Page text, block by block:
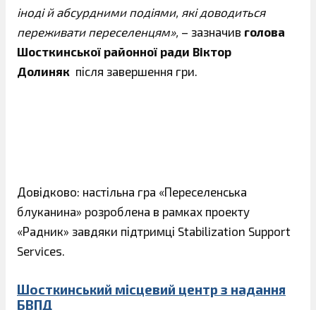
іноді й абсурдними подіями, які доводиться
переживати переселенцям», – зазначив голова
Шосткинської районної ради Віктор
Долиняк після завершення гри.
Довідково: настільна гра «Переселенська
блуканина» розроблена в рамках проекту
«Радник» завдяки підтримці Stabilization Support
Services.
Шосткинський місцевий центр з надання
БВПД